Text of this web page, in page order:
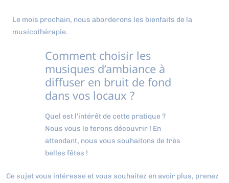
Le mois prochain, nous aborderons les bienfaits de la
musicothérapie.
Comment choisir les
musiques d’ambiance à
diffuser en bruit de fond
dans vos locaux ?
Quel est l’intérêt de cette pratique ?
Nous vous le ferons découvrir ! En
attendant, nous vous souhaitons de très
belles fêtes !
Ce sujet vous intéresse et vous souhaitez en avoir plus, prenez